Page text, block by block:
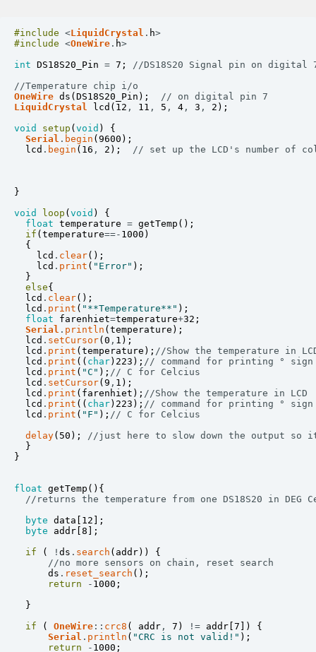
#include <LiquidCrystal . h>
#include <OneWire . h>
int DS18S20_Pin = 7 ;
//DS18S20 Signal pin on digital
//Temperature chip i/o
OneWire ds (DS18S20_Pin ) ;
// on digital pin 7
LiquidCrystal
lcd ( 12 , 11 , 5 , 4 , 3 , 2 ) ;
void
setup (void )
{
Serial . begin (9600 ) ;
lcd . begin ( 16 , 2 ) ; // set up the LCD's number of
}
void
loop (void )
{
float temperature = getTemp ( ) ;
if (temperature==- 1000 )
{
lcd . clear( ) ;
lcd . print ( "Error" ) ;
}
else{
lcd . clear( ) ;
lcd . print ( "**Temperature**" ) ;
float
farenhiet=temperature+32 ;
Serial . println (temperature ) ;
lcd . setCursor(0 , 1 ) ;
lcd . print (temperature ) ; //Show the temperature in
lcd . print ( ( char) 223 ) ; // command for printing ° sign
lcd . print ( "C" ) ; // C for Celcius
lcd . setCursor(9 , 1 ) ;
lcd . print ( farenhiet ) ; //Show the temperature in LCD
lcd . print ( ( char) 223 ) ; // command for printing ° sign
lcd . print ( "F" ) ; // C for Celcius
delay( 50 ) ;
//just here to slow down the output so
}
}
float getTemp ( ) {
//returns the temperature from one DS18S20 in DEG
byte data [ 12 ] ;
byte
addr [8 ] ;
if
( ! ds . search ( addr) )
{
//no more sensors on chain, reset search
ds . reset_search ( ) ;
return
- 1000 ;
}
if
( OneWire : : crc8 ( addr , 7 ) != addr [7 ] )
{
Serial . println ( "CRC is not valid!" ) ;
return
- 1000 ;